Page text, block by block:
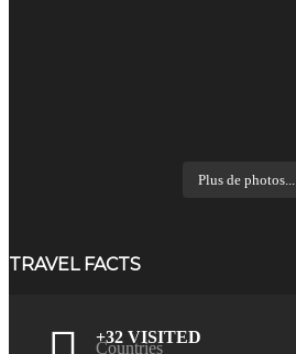
Plus de photos...
TRAVEL FACTS
+32 VISITED
Countries